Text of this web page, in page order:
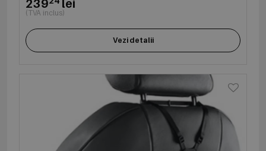
239 lei
(TVA inclus)
Vezi detalii